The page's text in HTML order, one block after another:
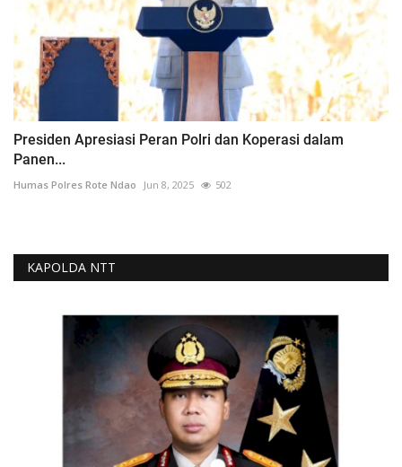
Presiden Apresiasi Peran Polri dan Koperasi dalam
Panen...
Humas Polres Rote Ndao Jun 8, 2025 502
KAPOLDA NTT